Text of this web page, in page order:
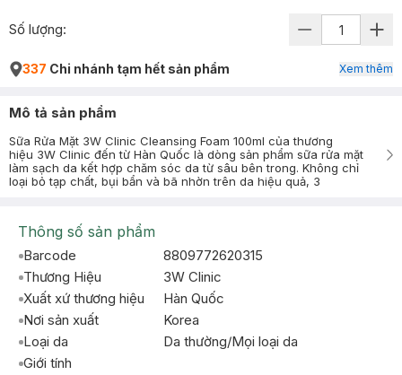
Số lượng:
337 Chi nhánh tạm hết sản phẩm Xem thêm
Mô tả sản phẩm
Sữa Rửa Mặt 3W Clinic Cleansing Foam 100ml của thương
hiệu 3W Clinic đến từ Hàn Quốc là dòng sản phẩm sữa rửa mặt
làm sạch da kết hợp chăm sóc da từ sâu bên trong. Không chỉ
loại bỏ tạp chất, bụi bẩn và bã nhờn trên da hiệu quả, 3
Thông số sản phẩm
Barcode
8809772620315
Thương Hiệu
3W Clinic
Xuất xứ thương hiệu
Hàn Quốc
Nơi sản xuất
Korea
Loại da
Da thường/Mọi loại da
Giới tính